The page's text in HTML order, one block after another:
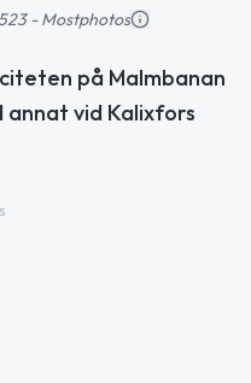
- Mostphotos
på Malmbanan
vid Kalixfors